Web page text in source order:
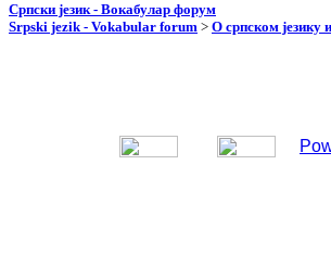
Српски језик - Вокабулар форум
Srpski jezik - Vokabular forum > О српском језику